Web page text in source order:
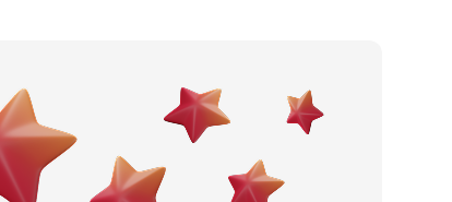
Posljednje recenzije
Dodaj tvrtku